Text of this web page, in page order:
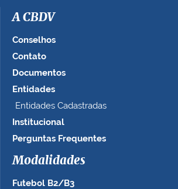
g
e
m
o
t
a
a
n
h
c
m
A CBDV
Conselhos
Contato
Documentos
Entidades
Entidades Cadastradas
Institucional
Perguntas Frequentes
Modalidades
Futebol B2/B3